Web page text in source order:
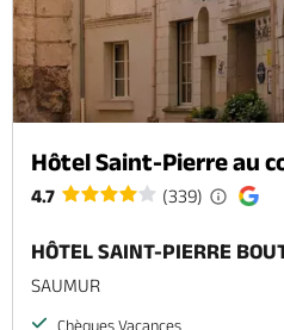
Hôtel Saint-Pierre au
4.7 (339)
HÔTEL SAINT-PIERRE
SAUMUR
Chèques Vacances